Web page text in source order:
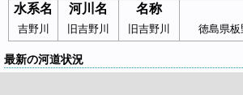
水系名 河川名 名称
吉野川 旧吉野川 旧吉野川 徳島県板
最新の河道状況